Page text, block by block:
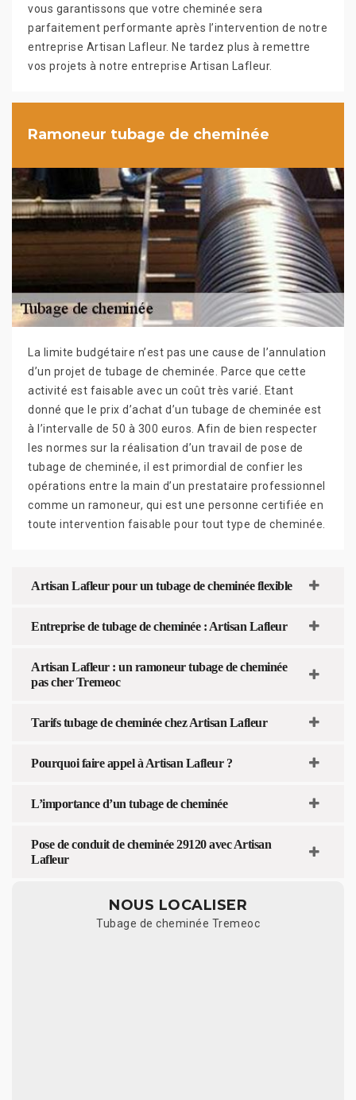
vous garantissons que votre cheminée sera
parfaitement performante après l’intervention de notre
entreprise Artisan Lafleur. Ne tardez plus à remettre
vos projets à notre entreprise Artisan Lafleur.
Ramoneur tubage de cheminée
La limite budgétaire n’est pas une cause de l’annulation
d’un projet de tubage de cheminée. Parce que cette
activité est faisable avec un coût très varié. Etant
donné que le prix d’achat d’un tubage de cheminée est
à l’intervalle de 50 à 300 euros. Afin de bien respecter
les normes sur la réalisation d’un travail de pose de
tubage de cheminée, il est primordial de confier les
opérations entre la main d’un prestataire professionnel
comme un ramoneur, qui est une personne certifiée en
toute intervention faisable pour tout type de cheminée.
Artisan Lafleur pour un tubage de cheminée flexible
Entreprise de tubage de cheminée : Artisan Lafleur
Artisan Lafleur : un ramoneur tubage de cheminée
pas cher Tremeoc
Tarifs tubage de cheminée chez Artisan Lafleur
Pourquoi faire appel à Artisan Lafleur ?
L’importance d’un tubage de cheminée
Pose de conduit de cheminée 29120 avec Artisan
Lafleur
NOUS LOCALISER
Tubage de cheminée Tremeoc